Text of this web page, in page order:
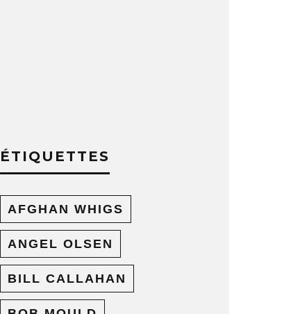
ÉTIQUETTES
AFGHAN WHIGS
ANGEL OLSEN
BILL CALLAHAN